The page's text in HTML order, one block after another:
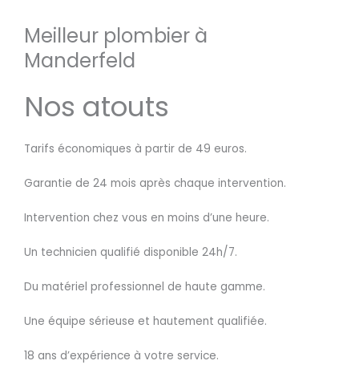
Meilleur plombier à
Manderfeld
Nos atouts
Tarifs économiques à partir de 49 euros.
Garantie de 24 mois après chaque intervention.
Intervention chez vous en moins d’une heure.
Un technicien qualifié disponible 24h/7.
Du matériel professionnel de haute gamme.
Une équipe sérieuse et hautement qualifiée.
18 ans d’expérience à votre service.